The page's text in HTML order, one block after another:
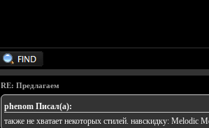
RE: Предлагаем
phenom Писал(а):
также не хватает некоторых стилей. навскидку: Melodic